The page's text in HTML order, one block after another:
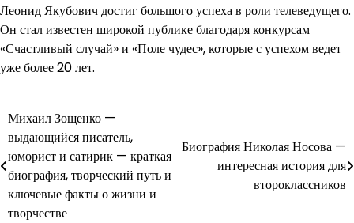
Леонид Якубович достиг большого успеха в роли телеведущего.
Он стал известен широкой публике благодаря конкурсам
«Счастливый случай» и «Поле чудес», которые с успехом ведет
уже более 20 лет.
Навигация
по
записям
Михаил Зощенко —
выдающийся писатель,
юморист и сатирик — краткая
биография, творческий путь и
ключевые факты о жизни и
творчестве
Биография Николая Носова —
интересная история для
второклассников